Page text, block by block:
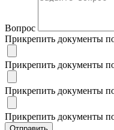
Вопрос
Прикрепить документы
Прикрепить документы
Прикрепить документы
Прикрепить документы